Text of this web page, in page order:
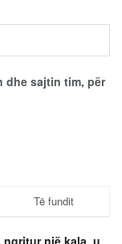
dhe sajtin tim, për
Të fundit
ngritur një kala, u